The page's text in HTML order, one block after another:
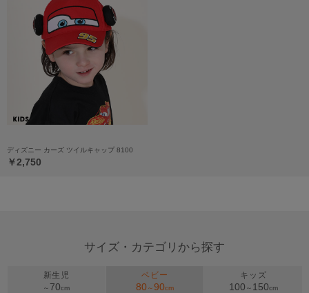
ディズニー カーズ ツイルキャップ 8100
￥2,750
サイズ・カテゴリから探す
新生児
～ 70cm
ベビー
80 ～90cm
キッズ
100 ～ 150cm